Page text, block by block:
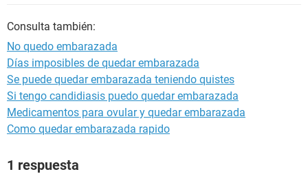
Consulta también:
No quedo embarazada
Días imposibles de quedar embarazada
Se puede quedar embarazada teniendo quistes
Si tengo candidiasis puedo quedar embarazada
Medicamentos para ovular y quedar embarazada
Como quedar embarazada rapido
1 respuesta